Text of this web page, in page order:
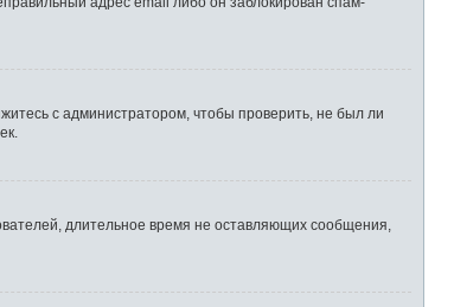
с администратором, чтобы проверить, не был ли
длительное время не оставляющих сообщения,